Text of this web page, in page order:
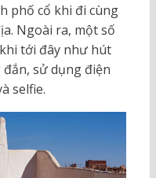
phố cổ khi đi cùng
Ngoài ra, một số
tới đây như hút
sử dụng điện
selfie.